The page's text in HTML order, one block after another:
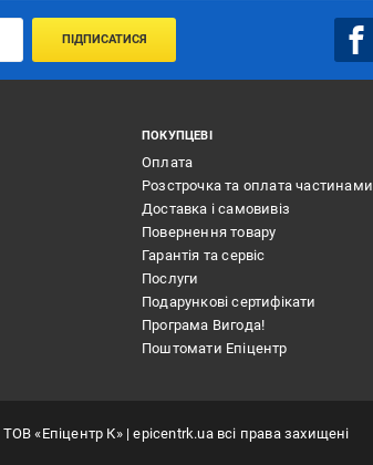
ПІДПИСАТИСЯ
ПОКУПЦЕВІ
Оплата
Розстрочка та оплата частинами
Доставка і самовивіз
Повернення товару
Гарантія та сервіс
Послуги
Подарункові сертифікати
Програма Вигода!
Поштомати Епіцентр
ТОВ «Епіцентр К»| epicentrk.ua всі права захищені